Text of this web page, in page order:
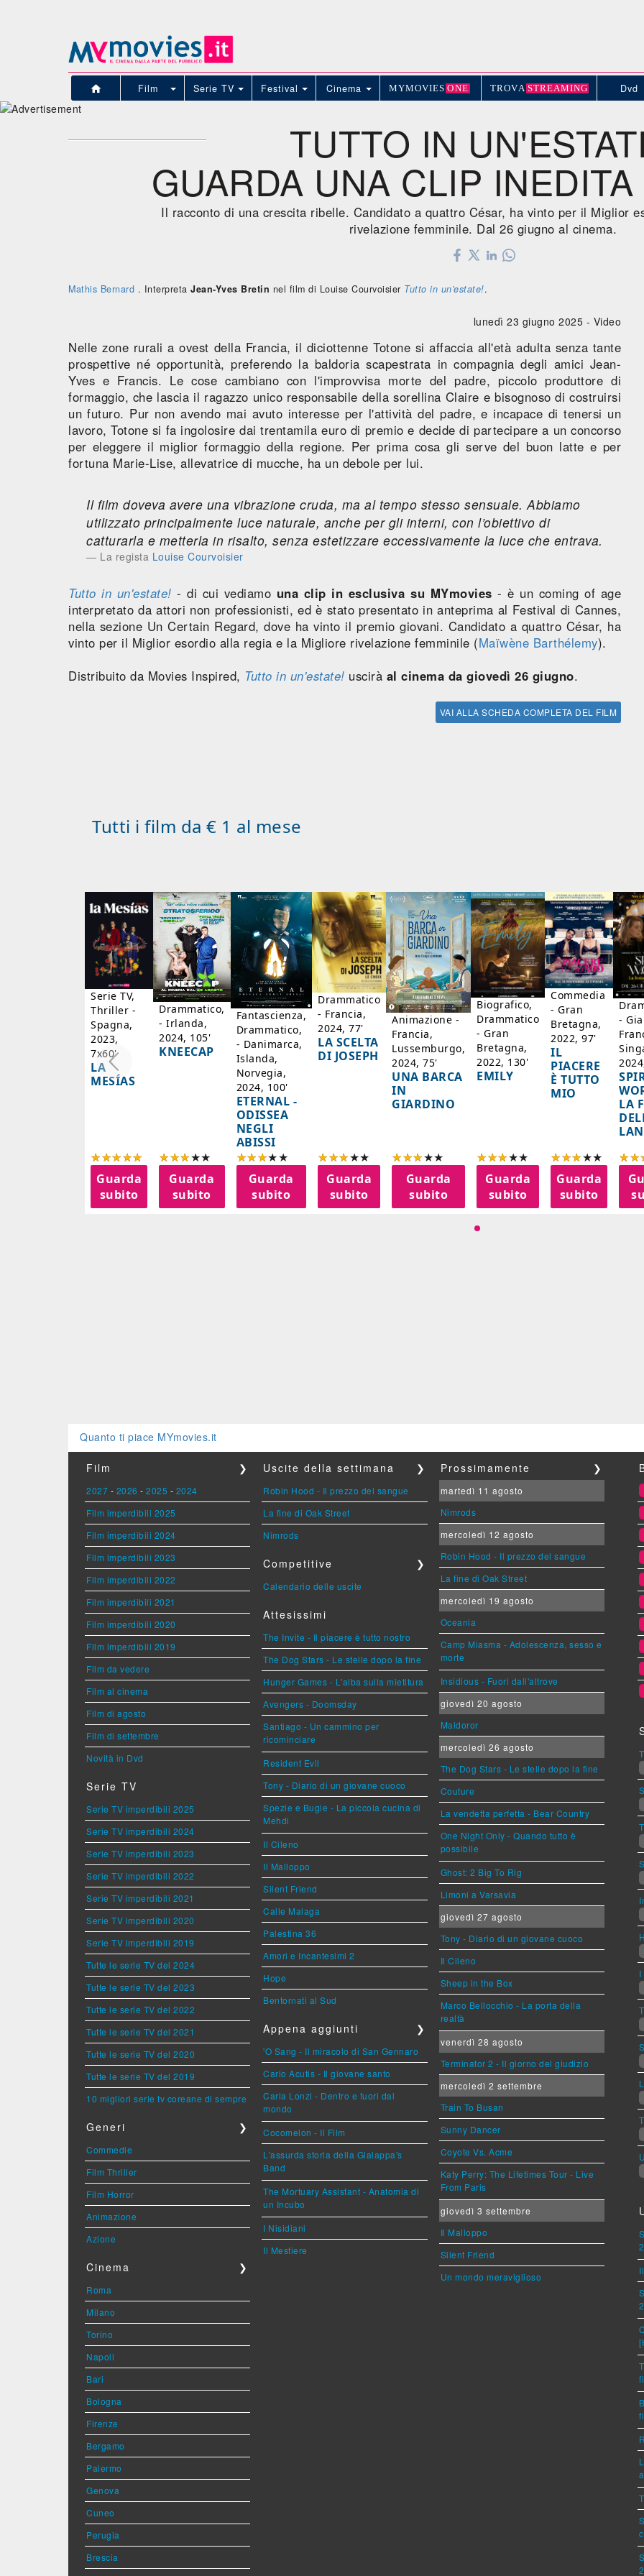
Film Serie TV Festival Cinema MYMOVIES ONE TROVA STREAMING Dvd
TUTTO IN
GUARDA UNA CLIP
Il racconto di una crescita ribelle. Candidato a quattro César, ha vinto per il Miglior
rivelazione femminile. Dal 26 giugno al cinema.
Mathis Bernard . Interpreta Jean-Yves Bretin nel film di Louise Courvoisier Tutto in un'estate!.
lunedì 23 giugno 2025 - Video
Nelle zone rurali a ovest della Francia, il diciottenne Totone si affaccia all'età adulta senza tante
prospettive né opportunità, preferendo la baldoria scapestrata in compagnia degli amici Jean-
Yves e Francis. Le cose cambiano con l'improvvisa morte del padre, piccolo produttore di
formaggio, che lascia il ragazzo unico responsabile della sorellina Claire e bisognoso di costruirsi
un futuro. Pur non avendo mai avuto interesse per l'attività del padre, e incapace di tenersi un
lavoro, Totone si fa ingolosire dai trentamila euro di premio e decide di partecipare a un concorso
per eleggere il miglior formaggio della regione. Per prima cosa gli serve del buon latte e per
fortuna Marie-Lise, allevatrice di mucche, ha un debole per lui.
Il film doveva avere una vibrazione cruda, ma al tempo stesso sensuale. Abbiamo
utilizzato principalmente luce naturale, anche per gli interni, con l’obiettivo di
catturarla e metterla in risalto, senza estetizzare eccessivamente la luce che entrava.
La regista Louise Courvoisier
Tutto in un'estate! - di cui vediamo una clip in esclusiva su MYmovies- è un coming of age
interpretato da attori non professionisti, ed è stato presentato in anteprima al Festival di Cannes,
nella sezione Un Certain Regard, dove ha vinto il premio giovani. Candidato a quattro César, ha
vinto per il Miglior esordio alla regia e la Migliore rivelazione femminile (Maïwène Barthélemy).
Distribuito da Movies Inspired, Tutto in un'estate! uscirà al cinema da giovedì 26 giugno.
VAI ALLA SCHEDA COMPLETA DEL FILM
Tutti i film da € 1 al mese
Serie TV,
Thriller -
Spagna,
2023,
7x60'
LA
MESÍAS
Guarda
subito
Drammatico,
- Irlanda,
2024, 105'
KNEECAP
Guarda
subito
Fantascienza,
Drammatico,
- Danimarca,
Islanda,
Norvegia,
2024, 100'
ETERNAL -
ODISSEA
NEGLI
ABISSI
Guarda
subito
Drammatico
- Francia,
2024, 77'
LA SCELTA
DI JOSEPH
Guarda
subito
Animazione -
Francia,
Lussemburgo,
2024, 75'
UNA BARCA
IN
GIARDINO
Guarda
subito
Biografico,
Drammatico
- Gran
Bretagna,
2022, 130'
EMILY
Guarda
subito
Commedia
- Gran
Bretagna,
2022, 97'
IL
PIACERE
È TUTTO
MIO
Guarda
subito
-
LA
Quanto ti piace MYmovies.it
Film ❯
2027 - 2026 - 2025 - 2024
Film imperdibili 2025
Film imperdibili 2024
Film imperdibili 2023
Film imperdibili 2022
Film imperdibili 2021
Film imperdibili 2020
Film imperdibili 2019
Film da vedere
Film al cinema
Film di agosto
Film di settembre
Novità in Dvd
Serie TV
Serie TV imperdibili 2025
Serie TV imperdibili 2024
Serie TV imperdibili 2023
Serie TV imperdibili 2022
Serie TV imperdibili 2021
Serie TV imperdibili 2020
Serie TV imperdibili 2019
Tutte le serie TV del 2024
Tutte le serie TV del 2023
Tutte le serie TV del 2022
Tutte le serie TV del 2021
Tutte le serie TV del 2020
Tutte le serie TV del 2019
10 migliori serie tv coreane di sempre
Generi ❯
Commedie
Film Thriller
Film Horror
Animazione
Azione
Cinema ❯
Roma
Milano
Torino
Napoli
Bari
Bologna
Firenze
Bergamo
Palermo
Genova
Cuneo
Perugia
Brescia
Uscite della settimana ❯
Robin Hood - Il prezzo del sangue
La fine di Oak Street
Nimrods
Competitive ❯
Calendario delle uscite
Attesissimi
The Invite - Il piacere è tutto nostro
The Dog Stars - Le stelle dopo la fine
Hunger Games - L'alba sulla mietitura
Avengers - Doomsday
Santiago - Un cammino per
ricominciare
Resident Evil
Tony - Diario di un giovane cuoco
Spezie e Bugie - La piccola cucina di
Mehdi
Il Cileno
Il Malloppo
Silent Friend
Calle Malaga
Palestina 36
Amori e Incantesimi 2
Hope
Bentornati al Sud
Appena aggiunti ❯
'O Sang - Il miracolo di San Gennaro
Carlo Acutis - Il giovane santo
Carla Lonzi - Dentro e fuori dal
mondo
Cocomelon - Il Film
L'assurda storia della Gialappa's
Band
The Mortuary Assistant - Anatomia di
un Incubo
I Nisidiani
Il Mestiere
Prossimamente ❯
martedì 11 agosto
Nimrods
mercoledì 12 agosto
Robin Hood - Il prezzo del sangue
La fine di Oak Street
mercoledì 19 agosto
Oceania
Camp Miasma - Adolescenza, sesso e
morte
Insidious - Fuori dall'altrove
giovedì 20 agosto
Maldoror
mercoledì 26 agosto
The Dog Stars - Le stelle dopo la fine
Couture
La vendetta perfetta - Bear Country
One Night Only - Quando tutto è
possibile
Ghost: 2 Big To Rig
Limoni a Varsavia
giovedì 27 agosto
Tony - Diario di un giovane cuoco
Il Cileno
Sheep in the Box
Marco Bellocchio - La porta della
realtà
venerdì 28 agosto
Terminator 2 - Il giorno del giudizio
mercoledì 2 settembre
Train To Busan
Sunny Dancer
Coyote Vs. Acme
Katy Perry: The Lifetimes Tour - Live
From Paris
giovedì 3 settembre
Il Malloppo
Silent Friend
Un mondo meraviglioso